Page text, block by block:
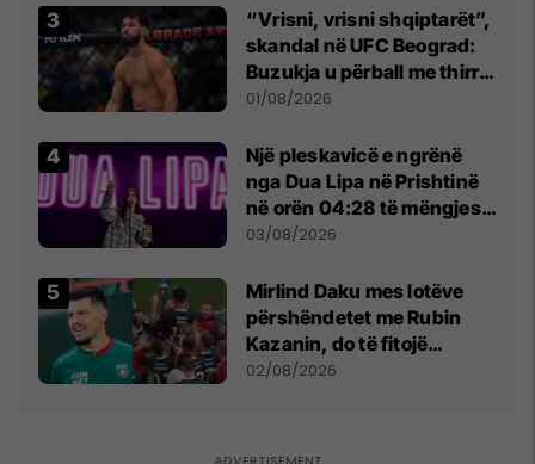
“Vrisni, vrisni shqiptarët”,
skandal në UFC Beograd:
Buzukja u përball me thirrje
anti-shqiptare nga
01/08/2026
Një pleskavicë e ngrënë
nga Dua Lipa në Prishtinë
në orën 04:28 të mëngjesit
- dhe bota digjitale serbe
03/08/2026
Mirlind Daku mes lotëve
përshëndetet me Rubin
Kazanin, do të fitojë
miliona te Spartak Moska
02/08/2026